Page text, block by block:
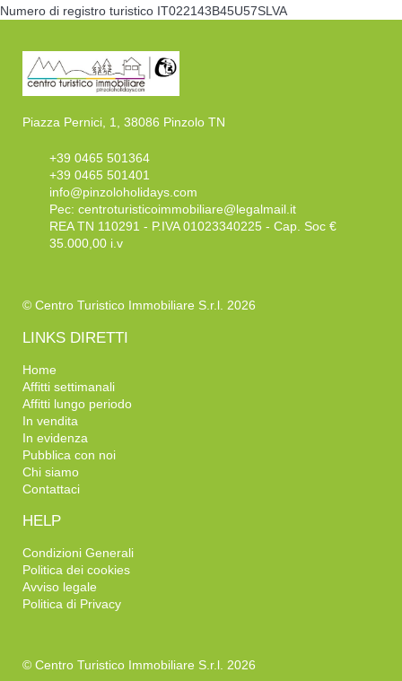
Numero di registro turistico IT022143B45U57SLVA
Piazza Pernici, 1, 38086 Pinzolo TN
+39 0465 501364
+39 0465 501401
info@pinzoloholidays.com
Pec: centroturisticoimmobiliare@legalmail.it
REA TN 110291 - P.IVA 01023340225 - Cap. Soc €
35.000,00 i.v
© Centro Turistico Immobiliare S.r.l. 2026
LINKS DIRETTI
Home
Affitti settimanali
Affitti lungo periodo
In vendita
In evidenza
Pubblica con noi
Chi siamo
Contattaci
HELP
Condizioni Generali
Politica dei cookies
Avviso legale
Politica di Privacy
© Centro Turistico Immobiliare S.r.l. 2026